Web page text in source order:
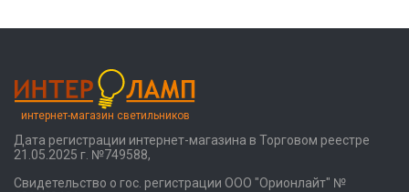
интернет-магазин светильников
Дата регистрации интернет-магазина в Торговом реестре
21.05.2025 г. №749588,
Свидетельство о гос. регистрации ООО "Орионлайт" №